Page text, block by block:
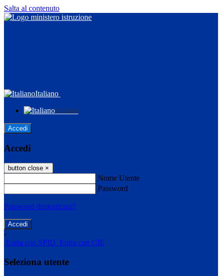
Salta al contenuto
Italiano
Italiano
Accedi
Accedi
button close ×
Nome Utente
Password
Password dimenticata?
-
Entra con SPID Entra con CIE
Seleziona utente